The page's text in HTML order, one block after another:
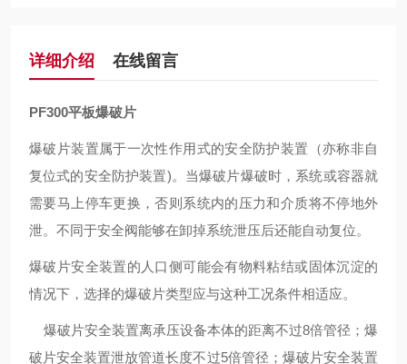
详细介绍 在线留言
PF300平板爆破片
爆破片装置属于一次性作用式的安全防护装置（亦称非自
复位式的安全防护装置)。当爆破片爆破时，系统或容器就
需要马上停车更换，否则系统内的压力和介质将不停地外
泄。不同于安全阀能够在卸掉系统泄压后还能自动复位。
爆破片安全装置的人口侧可能会有物料粘结或固体沉淀的
情况下，选择的爆破片类型应与这种工况条件相适应。
爆破片安全装置离承压设备本体的距离不过8倍管径；爆
破片安全装置泄放管道长度不过5倍管径；爆破片安全装置